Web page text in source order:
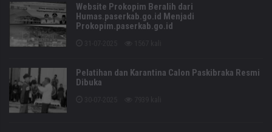
Website Prokopim Beralih dari
Humas.paserkab.go.id Menjadi
Prokopim.paserkab.go.id
Pelatihan dan Karantina Calon Paskibraka Resmi
Dibuka